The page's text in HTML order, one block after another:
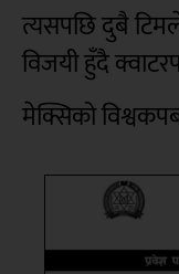
त्यसपछि दुबै
विजयी हुँदै
मेक्सिको